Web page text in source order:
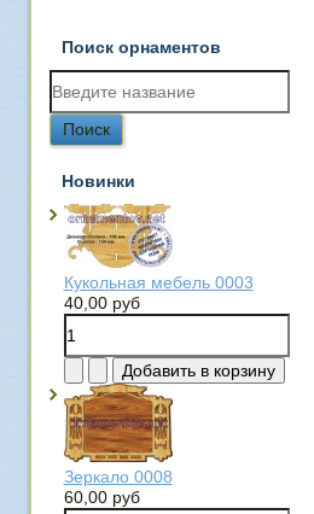
Поиск орнаментов
Новинки
Кукольная мебель 0003
40,00 руб
Зеркало 0008
60,00 руб